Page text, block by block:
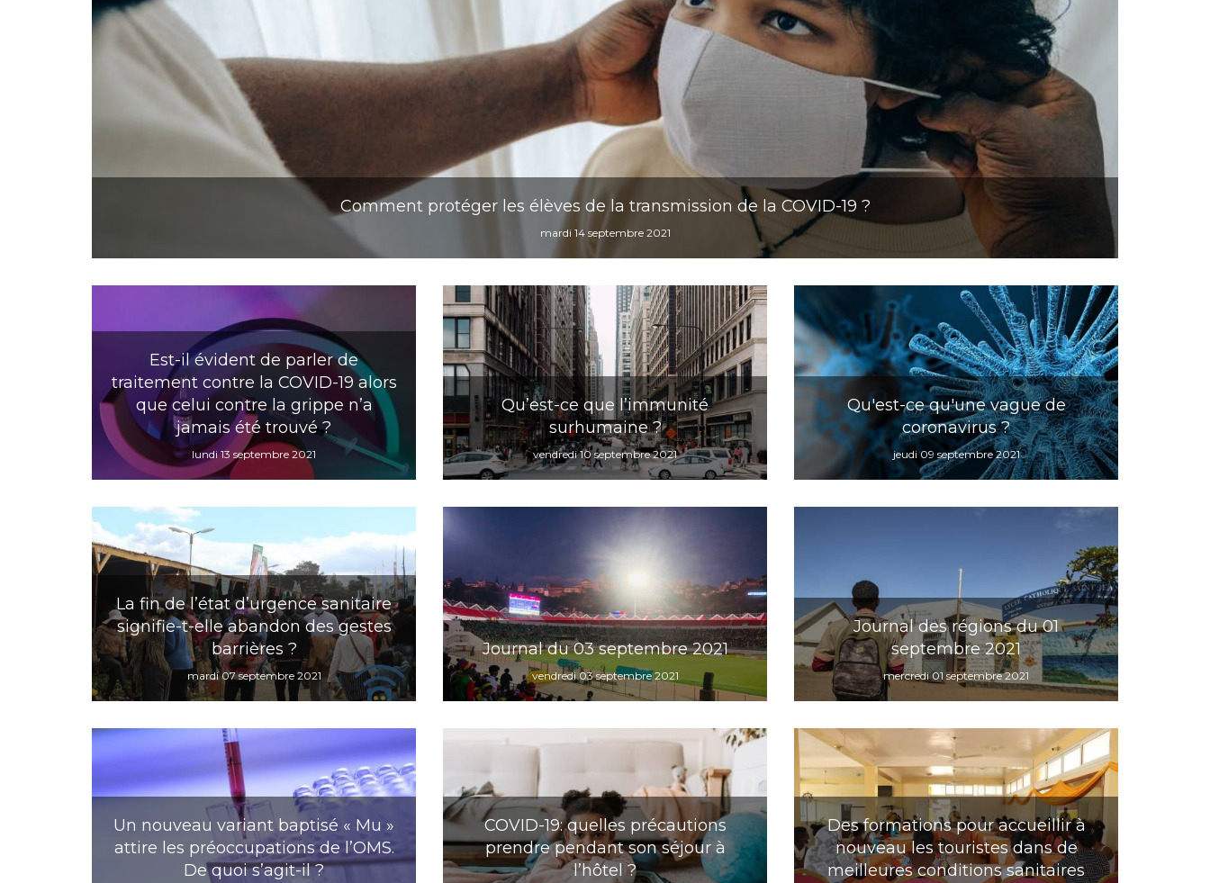
Comment protéger les élèves de la transmission de la COVID-19 ?
mardi 14 septembre 2021
Est-il évident de parler de
traitement contre la COVID-19 alors
que celui contre la grippe n’a
jamais été trouvé ?
lundi 13 septembre 2021
Qu’est-ce que l’immunité
surhumaine ?
vendredi 10 septembre 2021
Qu'est-ce qu'une vague de
coronavirus ?
jeudi 09 septembre 2021
La fin de l’état d’urgence sanitaire
signifie-t-elle abandon des gestes
barrières ?
mardi 07 septembre 2021
Journal du 03 septembre 2021
vendredi 03 septembre 2021
Journal des régions du 01
septembre 2021
mercredi 01 septembre 2021
Un nouveau variant baptisé « Mu »
attire les préoccupations de l’OMS.
De quoi s’agit-il ?
COVID-19: quelles précautions
prendre pendant son séjour à
l’hôtel ?
Des formations pour accueillir à
nouveau les touristes dans de
meilleures conditions sanitaires